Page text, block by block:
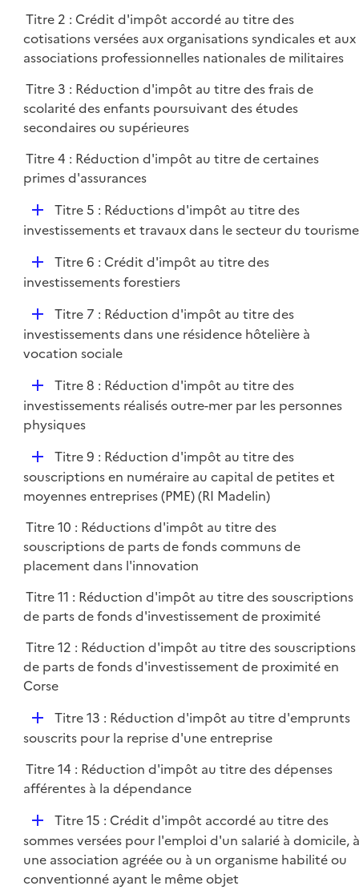
e
r
l
i
e
r
p
l
i
e
Titre 2 : Crédit d'impôt accordé au titre des
cotisations versées aux organisations syndicales et aux
associations professionnelles nationales de militaires
Titre 3 : Réduction d'impôt au titre des frais de
scolarité des enfants poursuivant des études
secondaires ou supérieures
Titre 4 : Réduction d'impôt au titre de certaines
primes d'assurances
D
é
i
Titre 5 : Réductions d'impôt au titre des
investissements et travaux dans le secteur du tourisme
D
é
i
e
Titre 6 : Crédit d'impôt au titre des
investissements forestiers
D
é
p
e
r
Titre 7 : Réduction d'impôt au titre des
investissements dans une résidence hôtelière à
vocation sociale
D
é
p
e
r
Titre 8 : Réduction d'impôt au titre des
investissements réalisés outre-mer par les personnes
physiques
D
é
p
i
e
r
Titre 9 : Réduction d'impôt au titre des
souscriptions en numéraire au capital de petites et
moyennes entreprises (PME) (RI Madelin)
Titre 10 : Réductions d'impôt au titre des
souscriptions de parts de fonds communs de
placement dans l'innovation
Titre 11 : Réduction d'impôt au titre des souscriptions
de parts de fonds d'investissement de proximité
Titre 12 : Réduction d'impôt au titre des souscriptions
de parts de fonds d'investissement de proximité en
Corse
D
é
l
i
Titre 13 : Réduction d'impôt au titre d'emprunts
souscrits pour la reprise d'une entreprise
Titre 14 : Réduction d'impôt au titre des dépenses
afférentes à la dépendance
D
é
p
l
Titre 15 : Crédit d'impôt accordé au titre des
sommes versées pour l'emploi d'un salarié à domicile, à
une association agréée ou à un organisme habilité ou
conventionné ayant le même objet